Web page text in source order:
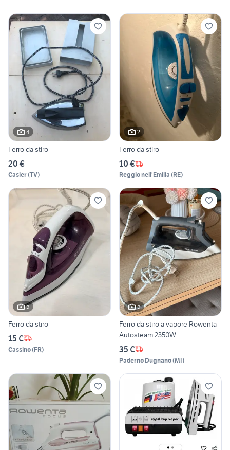
4
Ferro da stiro
20 €
Casier(TV)
2
Ferro da stiro
10 €
Reggio nell'Emilia (RE)
5
Ferro da stiro
15 €
Cassino(FR)
5
Ferro da stiro a vapore Rowenta
Autosteam 2350W
35 €
Paderno Dugnano(MI)